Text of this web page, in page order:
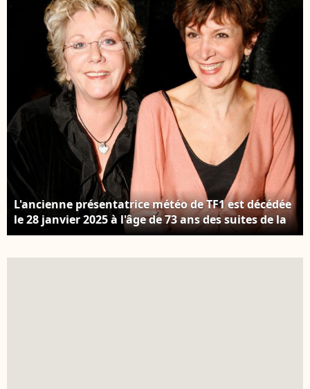
L'ancienne présentatrice météo de TF1 est décédée
le 28 janvier 2025 à l'âge de 73 ans des suites de la
maladie à corps de Lewy. En France, à Paris, à